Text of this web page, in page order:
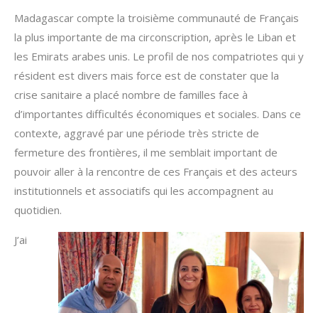
Madagascar compte la troisième communauté de Français
la plus importante de ma circonscription, après le Liban et
les Emirats arabes unis. Le profil de nos compatriotes qui y
résident est divers mais force est de constater que la
crise sanitaire a placé nombre de familles face à
d’importantes difficultés économiques et sociales. Dans ce
contexte, aggravé par une période très stricte de
fermeture des frontières, il me semblait important de
pouvoir aller à la rencontre de ces Français et des acteurs
institutionnels et associatifs qui les accompagnent au
quotidien.
J’ai